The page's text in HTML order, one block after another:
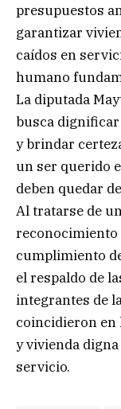
presupuestos
garantizar
caídos en
humano
La diputada
busca
y brindar
un ser querido
deben quedar
Al tratarse de
reconocimiento
cumplimiento
el respaldo de
integrantes de
coincidieron en
y vivienda
servicio.